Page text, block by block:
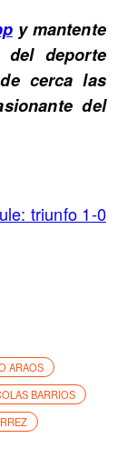
y mantente
deporte
cerca las
del
triunfo 1-0
ARAOS
BARRIOS